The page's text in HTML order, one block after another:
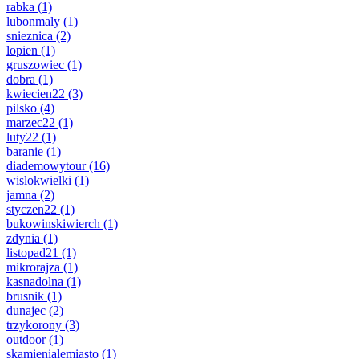
rabka (1)
lubonmaly (1)
snieznica (2)
lopien (1)
gruszowiec (1)
dobra (1)
kwiecien22 (3)
pilsko (4)
marzec22 (1)
luty22 (1)
baranie (1)
diademowytour(16)
wislokwielki (1)
jamna (2)
styczen22 (1)
bukowinskiwierch (1)
zdynia (1)
listopad21 (1)
mikrorajza (1)
kasnadolna (1)
brusnik (1)
dunajec (2)
trzykorony (3)
outdoor(1)
skamienialemiasto (1)